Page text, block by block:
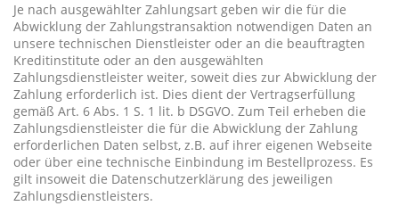
Je nach ausgewählter Zahlungsart geben wir die für die
Abwicklung der Zahlungstransaktion notwendigen Daten an
unsere technischen Dienstleister oder an die beauftragten
Kreditinstitute oder an den ausgewählten
Zahlungsdienstleister weiter, soweit dies zur Abwicklung der
Zahlung erforderlich ist. Dies dient der Vertragserfüllung
gemäß Art. 6 Abs. 1 S. 1 lit. b DSGVO. Zum Teil erheben die
Zahlungsdienstleister die für die Abwicklung der Zahlung
erforderlichen Daten selbst, z.B. auf ihrer eigenen Webseite
oder über eine technische Einbindung im Bestellprozess. Es
gilt insoweit die Datenschutzerklärung des jeweiligen
Zahlungsdienstleisters.